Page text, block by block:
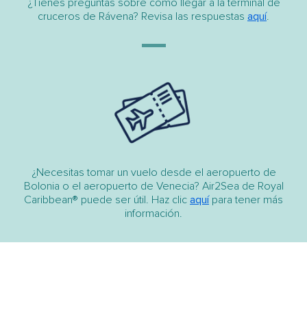
cruceros de Rávena? Revisa las respuestas aquí.
¿Necesitas tomar un vuelo desde el aeropuerto de
Bolonia o el aeropuerto de Venecia? Air2Sea de Royal
Caribbean® puede ser útil. Haz clic aquípara tener más
información.